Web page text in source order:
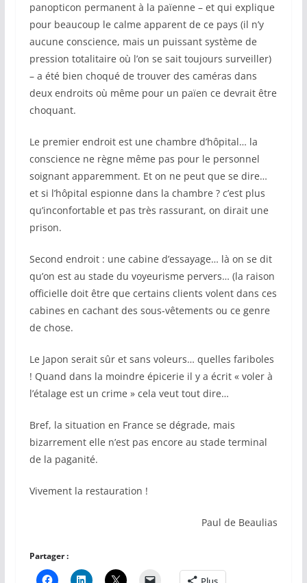
panopticon permanent à la païenne – et qui explique
pour beaucoup le calme apparent de ce pays (il n’y
aucune conscience, mais un puissant système de
pression totalitaire où l’on se sait toujours surveiller)
– a été bien choqué de trouver des caméras dans
deux endroits où même pour un païen ce devrait être
choquant.
Le premier endroit est une chambre d’hôpital… la
conscience ne règne même pas pour le personnel
soignant apparemment. Et on ne peut que se dire…
et si l’hôpital espionne dans la chambre ? c’est plus
qu’inconfortable et pas très rassurant, on dirait une
prison.
Second endroit : une cabine d’essayage… là on se dit
qu’on est au stade du voyeurisme pervers… (la raison
officielle doit être que certains clients volent dans ces
cabines en cachant des sous-vêtements ou ce genre
de chose.
Le Japon serait sûr et sans voleurs… quelles fariboles
! Quand dans la moindre épicerie il y a écrit « voler à
l’étalage est un crime » cela veut tout dire…
Bref, la situation en France se dégrade, mais
bizarrement elle n’est pas encore au stade terminal
de la paganité.
Vivement la restauration !
Paul de Beaulias
Partager :